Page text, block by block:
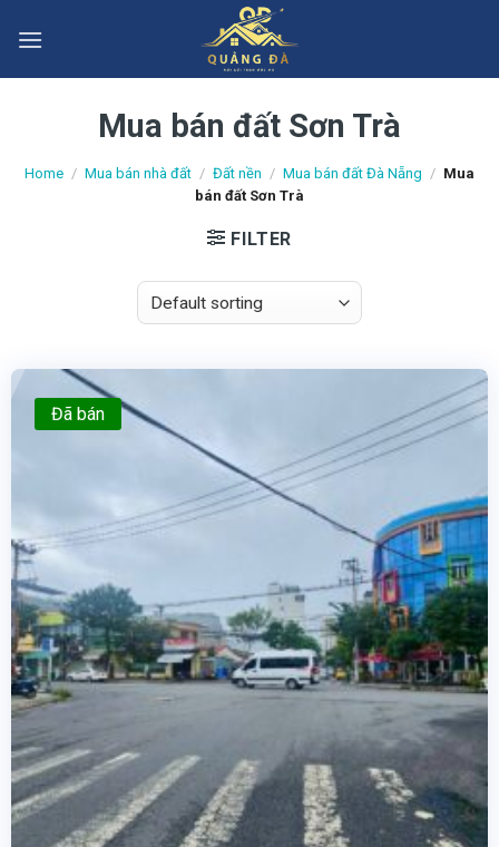
Mua bán đất Sơn Trà
Home / Mua bán nhà đất / Đất nền / Mua bán đất Đà Nẵng / Mua
bán đất Sơn Trà
FILTER
Đã bán